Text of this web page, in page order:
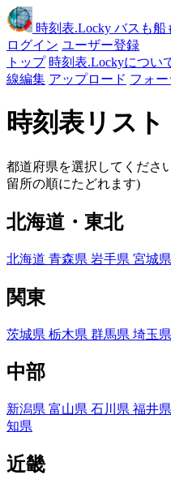
時刻表.Locky バスも船
ログイン ユーザー登録
トップ 時刻表.Lockyについ
線編集 アップロード フォー
時刻表リスト
都道府県を選択してくだ
留所の順にたどれます)
北海道・東北
北海道 青森県 岩手県 宮城県
関東
茨城県 栃木県 群馬県 埼玉県
中部
新潟県 富山県 石川県 福井県
知県
近畿